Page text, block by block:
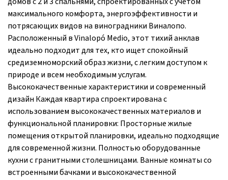
максимального комфорта, энергоэффективности и
потрясающих видов на виноградники Виналопо.
Расположенный в Vinalopó Medio, этот тихий анклав
идеально подходит для тех, кто ищет спокойный
средиземноморский образ жизни, с легким доступом к
природе и всем необходимым услугам.
Высококачественные характеристики и современный
дизайн Каждая квартира спроектирована с
использованием высококачественных материалов и
функциональной планировки: Просторные жилые
помещения открытой планировки, идеально подходящие
для современной жизни. Полностью оборудованные
кухни с гранитными столешницами. Ванные комнаты со
встроенными бачками и высококачественной